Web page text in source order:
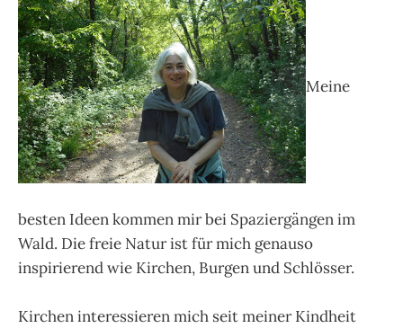
Meine
besten Ideen kommen mir bei Spaziergängen im
Wald. Die freie Natur ist für mich genauso
inspirierend wie Kirchen, Burgen und Schlösser.
Kirchen interessieren mich seit meiner Kindheit